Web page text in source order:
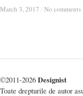
March 3, 2017 / No comments
March 3, 2017 / No comments
©2011-2026 Designist
Toate drepturile de autor